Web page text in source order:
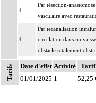
4
Par résection-
vasculaire avec
4
Par recanalisation
circulation dans un
obstacle totalement
4
Par endoprothèse
posée par voie vasculaire
Tarifs Date d'effet Activité
Tarif
01/01/2025 1 52,25